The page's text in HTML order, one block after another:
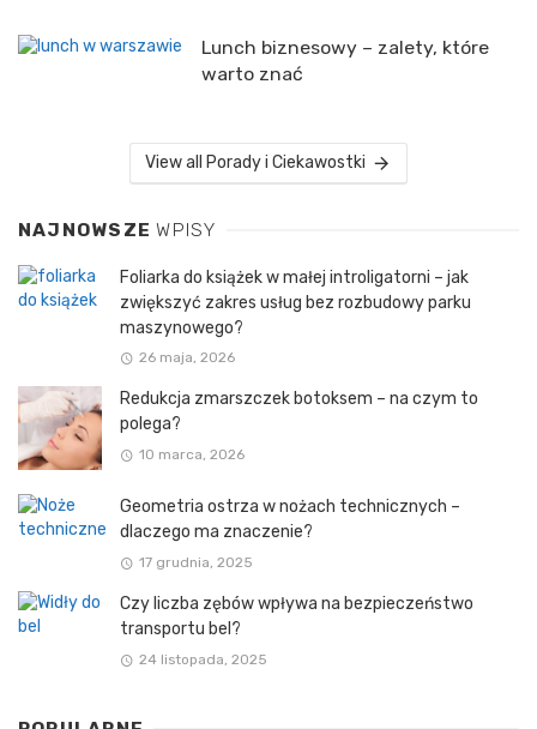
Lunch biznesowy – zalety, które
warto znać
View all Porady i Ciekawostki
NAJNOWSZEWPISY
Foliarka do książek w małej introligatorni – jak
zwiększyć zakres usług bez rozbudowy parku
maszynowego?
26 maja, 2026
Redukcja zmarszczek botoksem – na czym to
polega?
10 marca, 2026
Geometria ostrza w nożach technicznych –
dlaczego ma znaczenie?
17 grudnia, 2025
Czy liczba zębów wpływa na bezpieczeństwo
transportu bel?
24 listopada, 2025